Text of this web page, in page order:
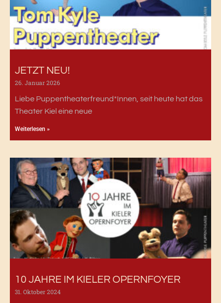
JETZT NEU!
26. Januar 2026
Liebe Puppentheaterfreund*Innen, seit heute hat das
Theater Kiel eine neue
Weiterlesen »
10 JAHRE IM KIELER OPERNFOYER
31. Oktober 2024